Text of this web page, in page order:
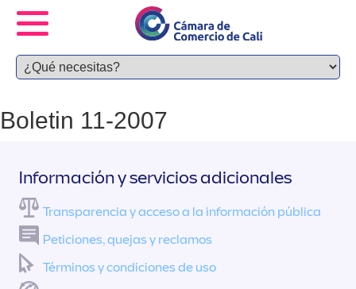
Boletin 11-2007
Información y servicios adicionales
Transparencia y acceso a la información pública
Peticiones, quejas y reclamos
Términos y condiciones de uso